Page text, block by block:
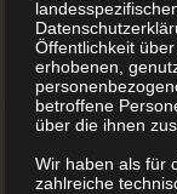
Öffentlichkeit
erhobenen,
betroffene
über die ihnen
Wir haben als für
zahlreiche